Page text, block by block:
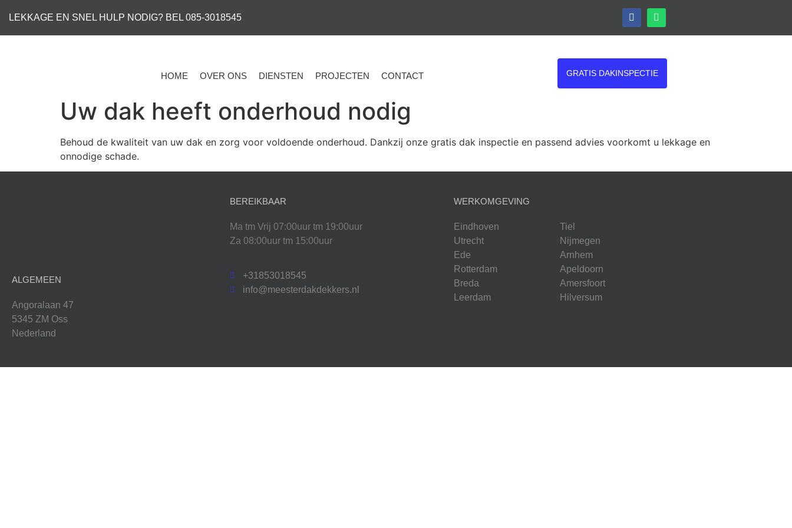
LEKKAGE EN SNEL HULP NODIG? BEL 085-3018545
HOME OVER ONS DIENSTEN PROJECTEN CONTACT GRATIS DAKINSPECTIE
Uw dak heeft onderhoud nodig
Behoud de kwaliteit van uw dak en zorg voor voldoende onderhoud. Dankzij onze gratis dak inspectie en passend advies voorkomt u lekkage en
onnodige schade.
ALGEMEEN
Angoralaan 47
5345 ZM Oss
Nederland
BEREIKBAAR
Ma tm Vrij 07:00uur tm 19:00uur
Za 08:00uur tm 15:00uur
+31853018545
info@meesterdakdekkers.nl
WERKOMGEVING
Eindhoven
Utrecht
Ede
Rotterdam
Breda
Leerdam
Tiel
Nijmegen
Arnhem
Apeldoorn
Amersfoort
Hilversum